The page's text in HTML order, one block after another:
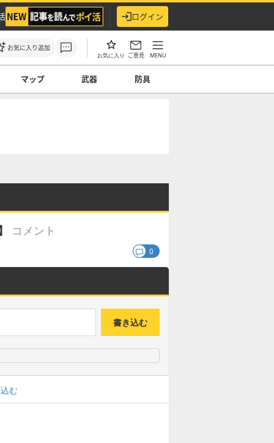
ログイン
お気に入り追加
お気に入り ご意見 MENU
マップ 武器 防具
コメント
0
書き込む
む